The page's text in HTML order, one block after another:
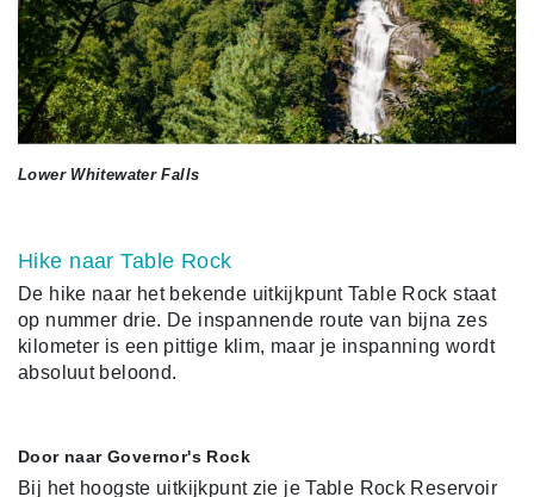
Lower Whitewater Falls
Hike naar Table Rock
De hike naar het bekende uitkijkpunt Table Rock staat
op nummer drie. De inspannende route van bijna zes
kilometer is een pittige klim, maar je inspanning wordt
absoluut beloond.
Door naar Governor's Rock
Bij het hoogste uitkijkpunt zie je Table Rock Reservoir